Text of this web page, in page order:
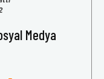
Medya